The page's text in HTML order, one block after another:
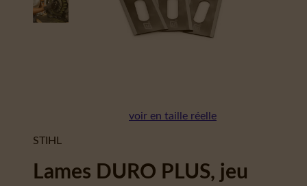
voir en taille réelle
STIHL
Lames DURO PLUS, jeu